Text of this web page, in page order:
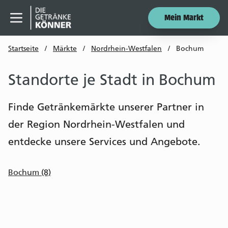
Menü öffnen
Mein Markt
Startseite / Märkte / Nordrhein-Westfalen / Bochum
Standorte je Stadt in Bochum
Finde Getränkemärkte unserer Partner in
der Region Nordrhein-Westfalen und
entdecke unsere Services und Angebote.
Bochum (8)